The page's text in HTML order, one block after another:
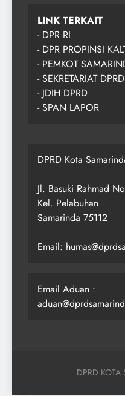
LINK TERKAIT
- DPR RI
- DPR PROPINSI
- PEMKOT
- SEKRETARIAT DPRD
- JDIH DPRD
- SPAN LAPOR
DPRD Kota
Jl. Basuki Rahmad
Kel. Pelabuhan
Samarinda 75112
Email:
Email Aduan :